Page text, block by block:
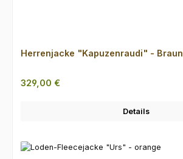
Herrenjacke "Kapuzenraudi" - Braun
Regulärer Preis:
329,00 €
Details